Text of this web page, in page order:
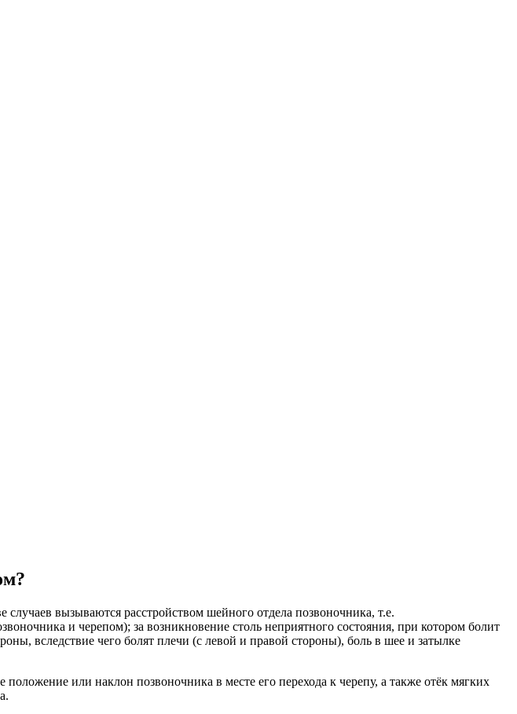
вызываются расстройством шейного отдела позвоночника, т.е.
и черепом); за возникновение столь неприятного состояния, при котором болит
вследствие чего болят плечи (с левой и правой стороны), боль в шее и затылке
или наклон позвоночника в месте его перехода к черепу, а также отёк мягких